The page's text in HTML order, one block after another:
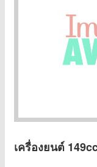
เครื่องยนต์